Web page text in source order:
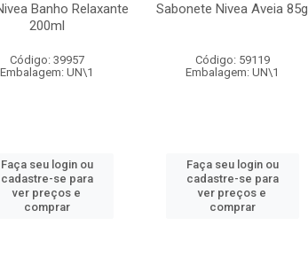
Banho Relaxante
200ml
Código: 39957
Embalagem: UN\1
Faça seu login ou
cadastre-se para
ver preços e
comprar
Sabonete Nivea Aveia 85g
Código: 59119
Embalagem: UN\1
Faça seu login ou
cadastre-se para
ver preços e
comprar